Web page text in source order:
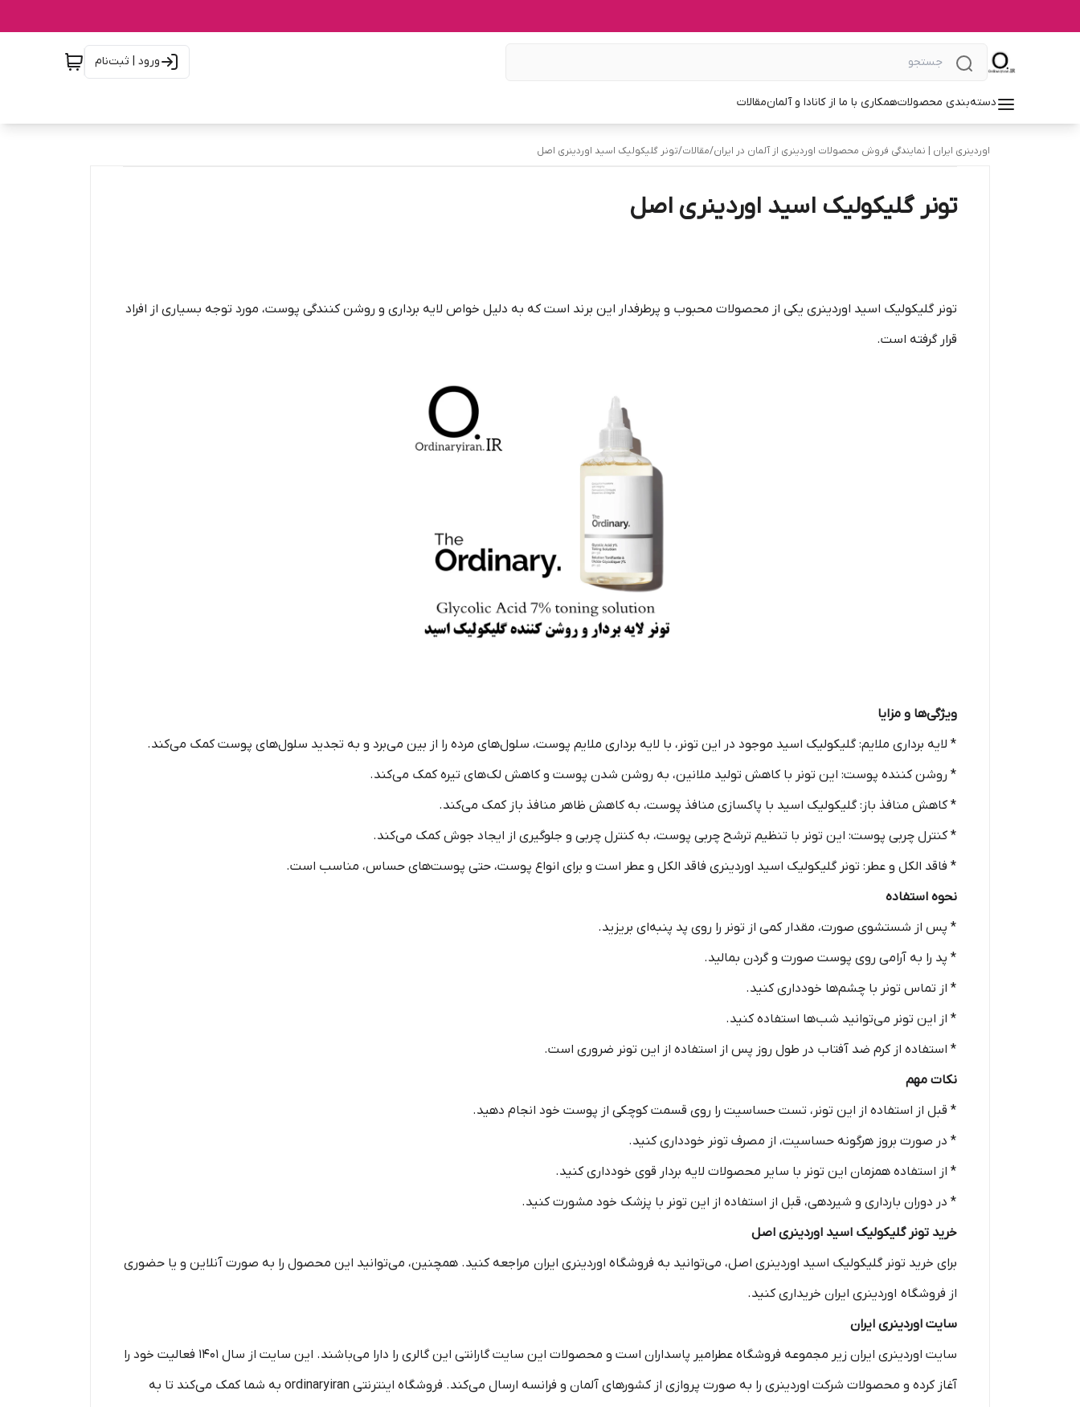
ورود | ثبت‌نام
دسته‌بندی محصولاتهمکاری با ما از کانادا و آلمانمقالات
اوردینری ایران | نمایندگی فروش محصولات اوردینری از آلمان در ایران/مقالات/تونر گلیکولیک اسید اوردینری اصل
تونر گلیکولیک اسید اوردینری اصل
تونر گلیکولیک اسید اوردینری یکی از محصولات محبوب و پرطرفدار این برند است که به دلیل خواص لایه برداری و روشن کنندگی پوست، مورد توجه بسیاری از افراد
قرار گرفته است.
ویژگی‌ها و مزایا
* لایه برداری ملایم: گلیکولیک اسید موجود در این تونر، با لایه برداری ملایم پوست، سلول‌های مرده را از بین می‌برد و به تجدید سلول‌های پوست کمک می‌کند.
* روشن کننده پوست: این تونر با کاهش تولید ملانین، به روشن شدن پوست و کاهش لک‌های تیره کمک می‌کند.
* کاهش منافذ باز: گلیکولیک اسید با پاکسازی منافذ پوست، به کاهش ظاهر منافذ باز کمک می‌کند.
* کنترل چربی پوست: این تونر با تنظیم ترشح چربی پوست، به کنترل چربی و جلوگیری از ایجاد جوش کمک می‌کند.
* فاقد الکل و عطر: تونر گلیکولیک اسید اوردینری فاقد الکل و عطر است و برای انواع پوست، حتی پوست‌های حساس، مناسب است.
نحوه استفاده
* پس از شستشوی صورت، مقدار کمی از تونر را روی پد پنبه‌ای بریزید.
* پد را به آرامی روی پوست صورت و گردن بمالید.
* از تماس تونر با چشم‌ها خودداری کنید.
* از این تونر می‌توانید شب‌ها استفاده کنید.
* استفاده از کرم ضد آفتاب در طول روز پس از استفاده از این تونر ضروری است.
نکات مهم
* قبل از استفاده از این تونر، تست حساسیت را روی قسمت کوچکی از پوست خود انجام دهید.
* در صورت بروز هرگونه حساسیت، از مصرف تونر خودداری کنید.
* از استفاده همزمان این تونر با سایر محصولات لایه بردار قوی خودداری کنید.
* در دوران بارداری و شیردهی، قبل از استفاده از این تونر با پزشک خود مشورت کنید.
خرید تونر گلیکولیک اسید اوردینری اصل
برای خرید تونر گلیکولیک اسید اوردینری اصل، می‌توانید به فروشگاه‌ اوردینری ایران مراجعه کنید. همچنین، می‌توانید این محصول را به صورت آنلاین و یا حضوری
از فروشگاه‌ اوردینری ایران خریداری کنید.
سایت اوردینری ایران
سایت اوردینری ایران زیر مجموعه فروشگاه عطرامیر پاسداران است و محصولات این سایت گارانتی این گالری را دارا می‌باشند. این سایت از سال 1401 فعالیت خود را
آغاز کرده و محصولات شرکت اوردینری را به صورت پروازی از کشورهای آلمان و فرانسه ارسال می‌کند. فروشگاه اینترنتی ordinaryiran به شما کمک می‌کند تا به